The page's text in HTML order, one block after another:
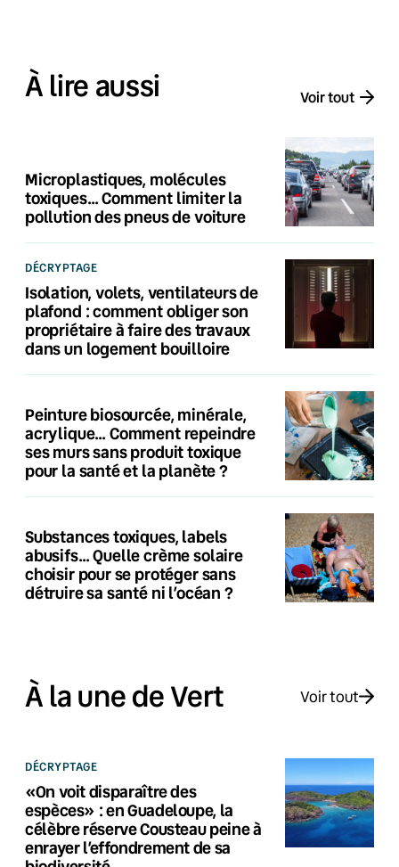
À lire aussi Voir tout
Microplastiques, molécules
toxiques… Comment limiter la
pollution des pneus de voiture
DÉCRYPTAGE
Isolation, volets, ventilateurs de
plafond : comment obliger son
propriétaire à faire des travaux
dans un logement bouilloire
Peinture biosourcée, minérale,
acrylique… Comment repeindre
ses murs sans produit toxique
pour la santé et la planète ?
Substances toxiques, labels
abusifs… Quelle crème solaire
choisir pour se protéger sans
détruire sa santé ni l’océan ?
À la une de Vert Voir tout
DÉCRYPTAGE
«On voit disparaître des
espèces» : en Guadeloupe, la
célèbre réserve Cousteau peine à
enrayer l’effondrement de sa